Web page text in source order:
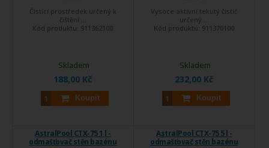
Čistící prostředek určený k
čištění ...
Kód produktu: 911362100
188,00 Kč
Koupit
Skladem
Vysoce aktivní tekutý čistič
určený ...
Kód produktu: 911370100
232,00 Kč
Koupit
Skladem
AstralPool CTX-75 1 l -
odmašťovač stěn bazénu
AstralPool CTX-75 5 l -
odmašťovač stěn bazénu